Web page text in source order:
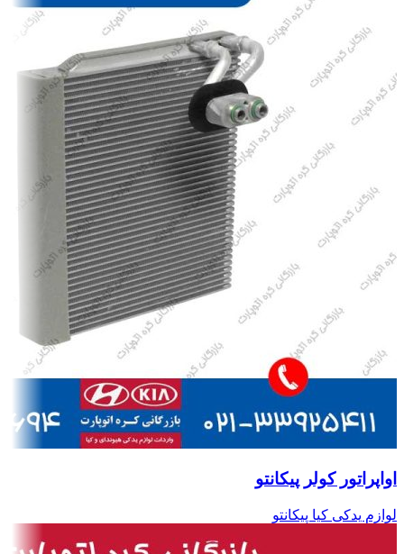
اواپراتور کولر پیکانتو
لوازم یدکی کیا پیکانتو